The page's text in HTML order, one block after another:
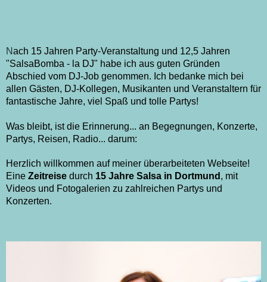
Nach 15 Jahren Party-Veranstaltung und 12,5 Jahren
"SalsaBomba - la DJ" habe ich aus guten Gründen
Abschied vom DJ-Job genommen. Ich bedanke mich bei
allen Gästen, DJ-Kollegen, Musikanten und Veranstaltern für
fantastische Jahre, viel Spaß und tolle Partys!
Was bleibt, ist die Erinnerung... an Begegnungen, Konzerte,
Partys, Reisen, Radio... darum:
Herzlich willkommen auf meiner überarbeiteten Webseite!
Eine Zeitreise durch 15 Jahre Salsa in Dortmund , mit
Videos und Fotogalerien zu zahlreichen Partys und
Konzerten.